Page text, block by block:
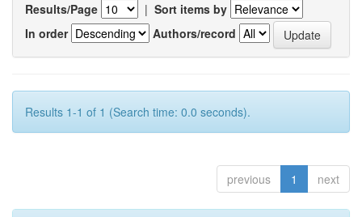
Results/Page | Sort items by
In order
Authors/record
Results 1-1 of 1 (Search time: 0.0 seconds).
previous 1 next